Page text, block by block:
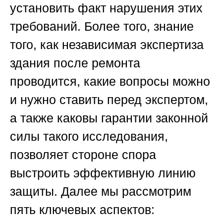
установить факт нарушения этих
требований. Более того, знание
того, как независимая экспертиза
здания после ремонта
проводится, какие вопросы можно
и нужно ставить перед экспертом,
а также каковы гарантии законной
силы такого исследования,
позволяет стороне спора
выстроить эффективную линию
защиты. Далее мы рассмотрим
пять ключевых аспектов: